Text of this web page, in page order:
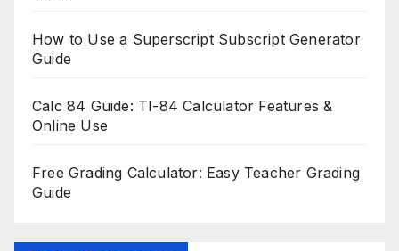
How to Use a Superscript Subscript Generator
Guide
Calc 84 Guide: TI-84 Calculator Features &
Online Use
Free Grading Calculator: Easy Teacher Grading
Guide